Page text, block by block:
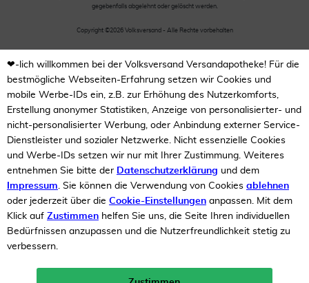
gegebenfalls abgelehnt oder gelöscht werden.
Copyright ©2026 Volksversand - Alle Rechte vorbehalten
❤-lich willkommen bei der Volksversand Versandapotheke! Für die
bestmögliche Webseiten-Erfahrung setzen wir Cookies und
mobile Werbe-IDs ein, z.B. zur Erhöhung des Nutzerkomforts,
Erstellung anonymer Statistiken, Anzeige von personalisierter- und
nicht-personalisierter Werbung, oder Anbindung externer Service-
Dienstleister und sozialer Netzwerke. Nicht essenzielle Cookies
und Werbe-IDs setzen wir nur mit Ihrer Zustimmung. Weiteres
entnehmen Sie bitte der Datenschutzerklärung und dem
Impressum. Sie können die Verwendung von Cookies ablehnen
oder jederzeit über die Cookie-Einstellungen anpassen. Mit dem
Klick auf Zustimmen helfen Sie uns, die Seite Ihren individuellen
Bedürfnissen anzupassen und die Nutzerfreundlichkeit stetig zu
verbessern.